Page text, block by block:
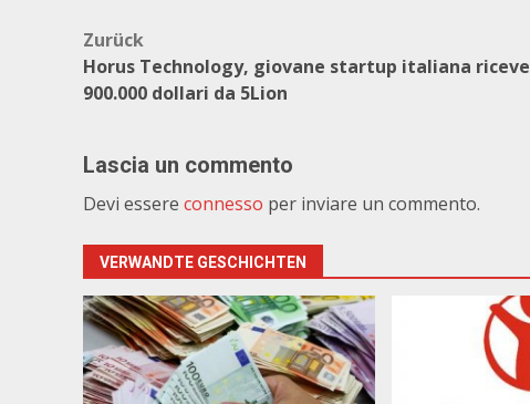
Beitragsnavigation
Zurück
Horus Technology, giovane startup italiana riceve
900.000 dollari da 5Lion
Lascia un commento
Devi essere connesso per inviare un commento.
VERWANDTE GESCHICHTEN